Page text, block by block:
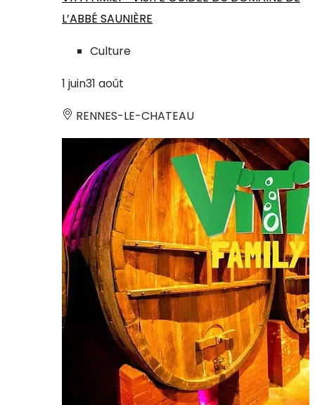
L’ABBÉ SAUNIÈRE
Culture
1 juin31 août
RENNES-LE-CHATEAU